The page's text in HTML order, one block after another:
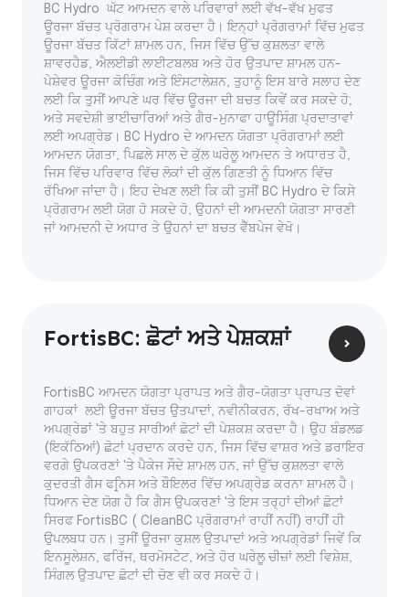
BC Hydro ਘੱਟ ਆਮਦਨ ਵਾਲੇ ਪਰਿਵਾਰਾਂ ਲਈ ਵੱਖ-ਵੱਖ ਮੁਫਤ
ਊਰਜਾ ਬੱਚਤ ਪ੍ਰੋਗਰਾਮ ਪੇਸ਼ ਕਰਦਾ ਹੈ। ਇਨ੍ਹਾਂ ਪ੍ਰੋਗਰਾਮਾਂ ਵਿੱਚ ਮੁਫਤ
ਊਰਜਾ ਬੱਚਤ ਕਿੱਟਾਂ ਸ਼ਾਮਲ ਹਨ, ਜਿਸ ਵਿੱਚ ਉੱਚ ਕੁਸ਼ਲਤਾ ਵਾਲੇ
ਸ਼ਾਵਰਹੈਡ, ਐਲਈਡੀ ਲਾਈਟਬਲਬ ਅਤੇ ਹੋਰ ਉਤਪਾਦ ਸ਼ਾਮਲ ਹਨ-
ਪੇਸ਼ੇਵਰ ਊਰਜਾ ਕੋਚਿੰਗ ਅਤੇ ਇੰਸਟਾਲੇਸ਼ਨ, ਤੁਹਾਨੂੰ ਇਸ ਬਾਰੇ ਸਲਾਹ ਦੇਣ
ਲਈ ਕਿ ਤੁਸੀਂ ਆਪਣੇ ਘਰ ਵਿੱਚ ਊਰਜਾ ਦੀ ਬਚਤ ਕਿਵੇਂ ਕਰ ਸਕਦੇ ਹੋ;
ਅਤੇ ਸਵਦੇਸ਼ੀ ਭਾਈਚਾਰਿਆਂ ਅਤੇ ਗੈਰ-ਮੁਨਾਫਾ ਹਾਊਸਿੰਗ ਪ੍ਰਦਾਤਾਵਾਂ
ਲਈ ਅਪਗ੍ਰੇਡ। BC Hydro ਦੇ ਆਮਦਨ ਯੋਗਤਾ ਪ੍ਰੋਗਰਾਮਾਂ ਲਈ
ਆਮਦਨ ਯੋਗਤਾ, ਪਿਛਲੇ ਸਾਲ ਦੇ ਕੁੱਲ ਘਰੇਲੂ ਆਮਦਨ ਤੇ ਅਧਾਰਤ ਹੈ,
ਜਿਸ ਵਿੱਚ ਪਰਿਵਾਰ ਵਿੱਚ ਲੋਕਾਂ ਦੀ ਕੁੱਲ ਗਿਣਤੀ ਨੂੰ ਧਿਆਨ ਵਿੱਚ
ਰੱਖਿਆ ਜਾਂਦਾ ਹੈ। ਇਹ ਦੇਖਣ ਲਈ ਕਿ ਕੀ ਤੁਸੀਂ BC Hydro ਦੇ ਕਿਸੇ
ਪ੍ਰੋਗਰਾਮ ਲਈ ਯੋਗ ਹੋ ਸਕਦੇ ਹੋ, ਉਹਨਾਂ ਦੀ ਆਮਦਨੀ ਯੋਗਤਾ ਸਾਰਣੀ
ਜਾਂ ਆਮਦਨੀ ਦੇ ਅਧਾਰ ਤੇ ਉਹਨਾਂ ਦਾ ਬਚਤ ਵੈੱਬਪੇਜ ਵੇਖੋ।
FortisBC: ਛੋਟਾਂ ਅਤੇ ਪੇਸ਼ਕਸ਼ਾਂ
FortisBC ਆਮਦਨ ਯੋਗਤਾ ਪ੍ਰਾਪਤ ਅਤੇ ਗੈਰ-ਯੋਗਤਾ ਪ੍ਰਾਪਤ ਦੋਵਾਂ
ਗਾਹਕਾਂ ਲਈ ਊਰਜਾ ਬੱਚਤ ਉਤਪਾਦਾਂ, ਨਵੀਨੀਕਰਨ, ਰੱਖ-ਰਖਾਅ ਅਤੇ
ਅਪਗ੍ਰੇਡਾਂ 'ਤੇ ਬਹੁਤ ਸਾਰੀਆਂ ਛੋਟਾਂ ਦੀ ਪੇਸ਼ਕਸ਼ ਕਰਦਾ ਹੈ। ਉਹ ਬੰਡਲਡ
(ਇਕੱਠਿਆਂ) ਛੋਟਾਂ ਪ੍ਰਦਾਨ ਕਰਦੇ ਹਨ, ਜਿਸ ਵਿੱਚ ਵਾਸ਼ਰ ਅਤੇ ਡਰਾਇਰ
ਵਰਗੇ ਉਪਕਰਣਾਂ 'ਤੇ ਪੈਕੇਜ ਸੌਦੇ ਸ਼ਾਮਲ ਹਨ, ਜਾਂ ਉੱਚ ਕੁਸ਼ਲਤਾ ਵਾਲੇ
ਕੁਦਰਤੀ ਗੈਸ ਫਰ੍ਨਿਸ ਅਤੇ ਬੌਇਲਰ ਵਿੱਚ ਅਪਗ੍ਰੇਡ ਕਰਨਾ ਸ਼ਾਮਲ ਹੈ।
ਧਿਆਨ ਦੇਣ ਯੋਗ ਹੈ ਕਿ ਗੈਸ ਉਪਕਰਣਾਂ 'ਤੇ ਇਸ ਤਰ੍ਹਾਂ ਦੀਆਂ ਛੋਟਾਂ
ਸਿਰਫ FortisBC ( CleanBC ਪ੍ਰੋਗਰਾਮਾਂ ਰਾਹੀਂ ਨਹੀਂ) ਰਾਹੀਂ ਹੀ
ਉਪਲਬਧ ਹਨ। ਤੁਸੀਂ ਊਰਜਾ ਕੁਸ਼ਲ ਉਤਪਾਦਾਂ ਅਤੇ ਅਪਗ੍ਰੇਡਾਂ ਜਿਵੇਂ ਕਿ
ਇਨਸੂਲੇਸ਼ਨ, ਫਰਿੱਜ, ਥਰਮੋਸਟੇਟ, ਅਤੇ ਹੋਰ ਘਰੇਲੂ ਚੀਜ਼ਾਂ ਲਈ ਵਿਸ਼ੇਸ਼,
ਸਿੰਗਲ ਉਤਪਾਦ ਛੋਟਾਂ ਦੀ ਚੋਣ ਵੀ ਕਰ ਸਕਦੇ ਹੋ।